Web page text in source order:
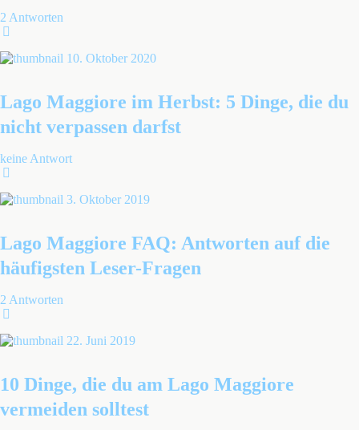
2 Antworten
10. Oktober 2020
Lago Maggiore im Herbst: 5 Dinge, die du
nicht verpassen darfst
keine Antwort
3. Oktober 2019
Lago Maggiore FAQ: Antworten auf die
häufigsten Leser-Fragen
2 Antworten
22. Juni 2019
10 Dinge, die du am Lago Maggiore
vermeiden solltest